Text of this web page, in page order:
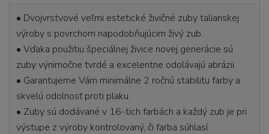
• Dvojvrstvové veľmi estetické živičné zuby talianskej
výroby s povrchom napodobňujúcim živý zub.
• Vďaka použitiu špeciálnej živice novej generácie sú
zuby výnimočne tvrdé a excelentne odolávajú abrázii.
• Garantujeme Vám minimálne 2 ročnú stabilitu farby a
skvelú odolnosť proti plaku.
• Zuby sú dodávané v 16-tich farbách a každý zub je pri
výstupe z výroby kontrolovaný, či farba súhlasí.